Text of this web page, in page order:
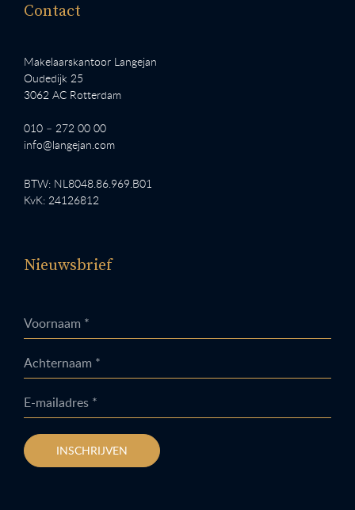
Contact
Makelaarskantoor Langejan
Oudedijk 25
3062 AC Rotterdam
010 – 272 00 00
info@langejan.com
BTW: NL8048.86.969.B01
KvK: 24126812
Nieuwsbrief
Voornaam *
Achternaam *
E-mailadres *
INSCHRIJVEN